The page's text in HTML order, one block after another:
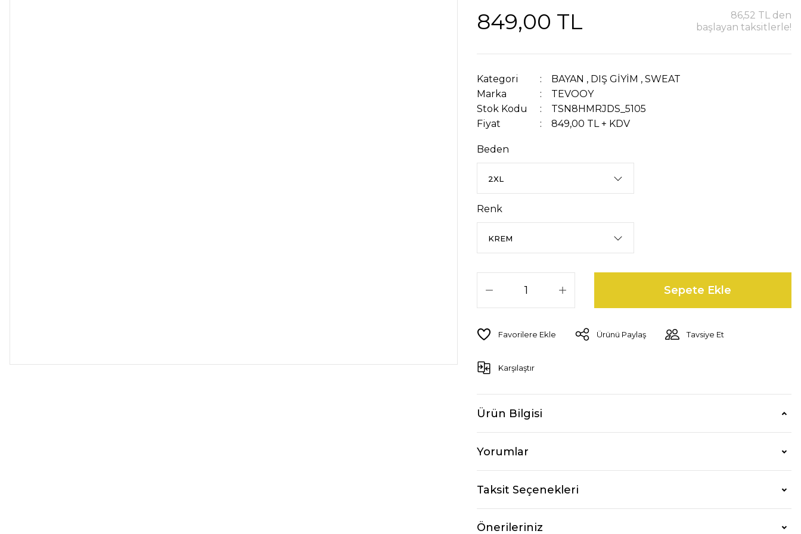
849,00 TL
86,52 TL den
başlayan taksitlerle!
Kategori BAYAN , DIŞ GİYİM , SWEAT
Marka
TEVOOY
Stok Kodu
TSN8HMRJDS_5105
Fiyat
849,00 TL + KDV
Beden
Renk
Sepete Ekle
Ürünü Paylaş Tavsiye Et
Karşılaştır
Ürün Bilgisi
Yorumlar
Taksit Seçenekleri
Önerileriniz